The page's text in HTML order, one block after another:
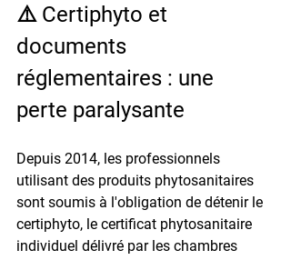
⚠️ Certiphyto et
documents
réglementaires : une
perte paralysante
Depuis 2014, les professionnels
utilisant des produits phytosanitaires
sont soumis à l'obligation de détenir le
certiphyto, le certificat phytosanitaire
individuel délivré par les chambres